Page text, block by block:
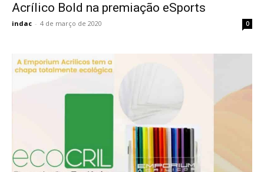
Acrílico Bold na premiação eSports
indac - 4 de março de 2020 0